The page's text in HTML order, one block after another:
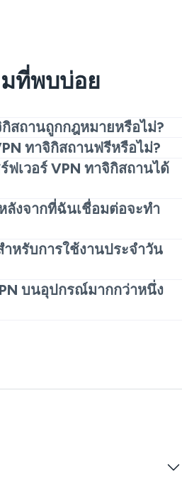
ที่พบบ่อย
สถานถูกกฎหมายหรือไม่?
ใช้ VPN เพื่อความเป็นส่วนตัว
อดภัย เพียงปฏิบัติตามกฎระเบียบ
อย่างผิดกฎหมาย
ทาจิกิสถานฟรีหรือไม่?
ยส่วนขยายเบราว์เซอร์ซึ่ง
งเว็บพื้นฐานและความเป็นส่วน
ฟเวอร์ VPN ทาจิกิสถานได้
ดแอปหรือส่วนขยายและเลือก
ย่างใช้เวลาประมาณหนึ่งนาที
ลังจากที่ฉันเชื่อมต่อจะทำ
เซิร์ฟเวอร์อื่น ความเร็วจะ
คุณ เวลาในวันและภาระบน
ำหรับการใช้งานประจำวัน
เบาๆ ใช่ หากคุณเป็นผู้ใช้ที่สตรี
อดทั้งวัน แอปเต็มรูปแบบจะมี
บนอุปกรณ์มากกว่าหนึ่ง